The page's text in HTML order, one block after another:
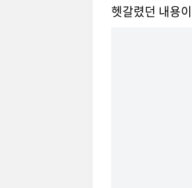
헷갈렸던 내용